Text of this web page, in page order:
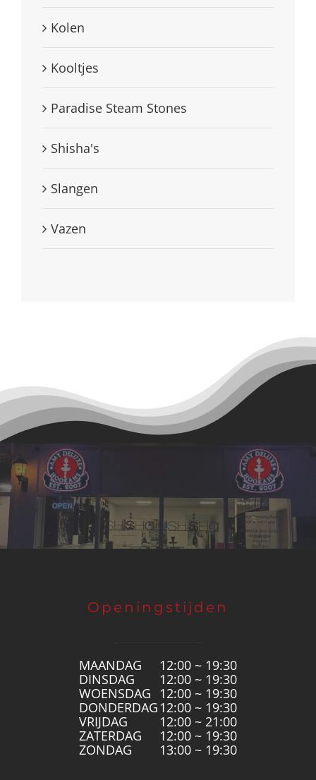
Kolen
Kooltjes
Paradise Steam Stones
Shisha's
Slangen
Vazen
Openingstijden
MAANDAG
12:00 ~ 19:30
DINSDAG
12:00 ~ 19:30
WOENSDAG
12:00 ~ 19:30
DONDERDAG 12:00 ~ 19:30
VRIJDAG
12:00 ~ 21:00
ZATERDAG
12:00 ~ 19:30
ZONDAG
13:00 ~ 19:30